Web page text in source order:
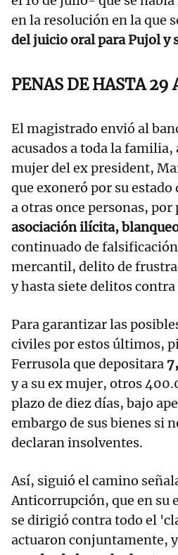
en la resolución en la que
del juicio oral para Pujol y
PENAS DE HASTA 29
El magistrado envió al
acusados a toda la familia,
mujer del ex president,
que exoneró por su
a otras once personas,
asociación ilícita,
continuado de
mercantil, delito de
y hasta siete delitos
Para garantizar las
civiles por estos últimos,
Ferrusola que depositara
y a su ex mujer, otros
plazo de diez días, bajo
embargo de sus bienes si
declaran insolventes.
Así, siguió el camino
Anticorrupción, que en su
se dirigió contra todo el
actuaron conjuntamente,